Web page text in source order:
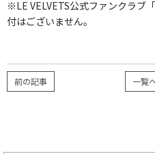
※LE VELVETS公式ファンクラブ
付はございません。
一覧
前の記事